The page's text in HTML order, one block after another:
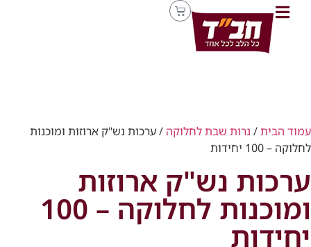
עמוד הבית/ נרות שבת לחלוקה / ערכות נש"ק ארוזות ומוכנות
לחלוקה – 100 יחידות
ערכות נש"ק ארוזות
ומוכנות לחלוקה – 100
יחידות